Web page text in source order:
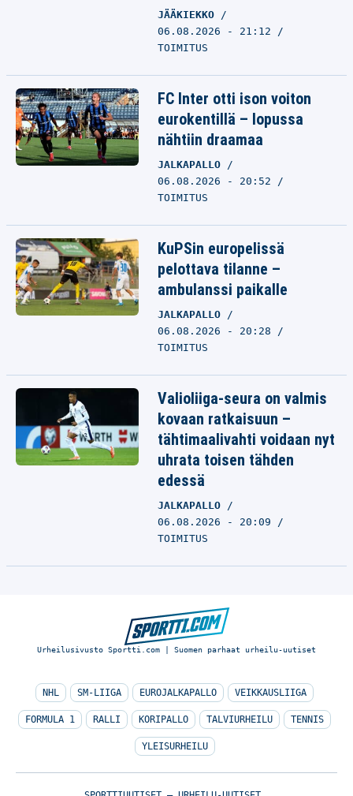
JÄÄKIEKKO
06.08.2026 - 21:12
TOIMITUS
FC Inter otti ison voiton
eurokentillä – lopussa
nähtiin draamaa
JALKAPALLO
06.08.2026 - 20:52
TOIMITUS
KuPSin europelissä
pelottava tilanne –
ambulanssi paikalle
JALKAPALLO
06.08.2026 - 20:28
TOIMITUS
Valioliiga-seura on valmis
kovaan ratkaisuun –
tähtimaalivahti voidaan nyt
uhrata toisen tähden
edessä
JALKAPALLO
06.08.2026 - 20:09
TOIMITUS
Urheilusivusto Sportti.com | Suomen parhaat urheilu-uutiset
NHL SM-LIIGA EUROJALKAPALLO VEIKKAUSLIIGA
FORMULA 1 RALLI KORIPALLO TALVIURHEILU TENNIS
YLEISURHEILU